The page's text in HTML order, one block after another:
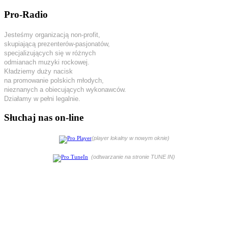
Pro-Radio
Jesteśmy organizacją non-profit,
skupiającą prezenterów-pasjonatów,
specjalizujących się w różnych
odmianach muzyki rockowej.
Kładziemy duży nacisk
na promowanie polskich młodych,
nieznanych a obiecujących wykonawców.
Działamy w pełni legalnie.
Słuchaj nas on-line
(player lokalny w nowym oknie)
(odtwarzanie na stronie TUNE IN)